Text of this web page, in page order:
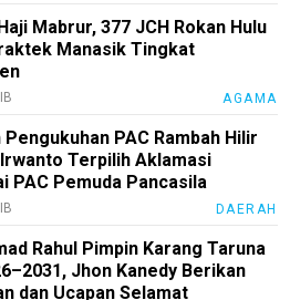
Mabrur, 377 JCH Rokan Hulu
Manasik Tingkat
AGAMA
Pengukuhan PAC Rambah Hilir
Terpilih Aklamasi
PAC Pemuda Pancasila
DAERAH
Rahul Pimpin Karang Taruna
Jhon Kanedy Berikan
dan Ucapan Selamat